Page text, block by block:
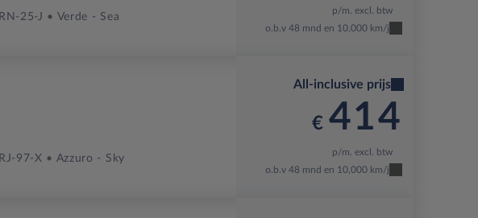
25-J Verde - Sea
p/m. excl. btw
o.b.v 48 mnd en 10,000 km/j
97-X Azzuro - Sky
All-inclusive prijs
€ 414
p/m. excl. btw
o.b.v 48 mnd en 10,000 km/j